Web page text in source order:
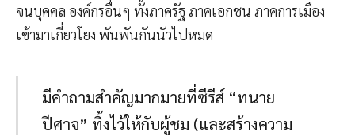
จนบุคคล องค์กรอื่นๆ ทั้งภาครัฐ ภาคเอกชน ภาคการเมือง
เข้ามาเกี่ยวโยง พันพันกันนัวไปหมด
มีคำถามสำคัญมากมายที่ซีรีส์ “ทนาย
ปีศาจ” ทิ้งไว้ให้กับผู้ชม (และสร้างความ